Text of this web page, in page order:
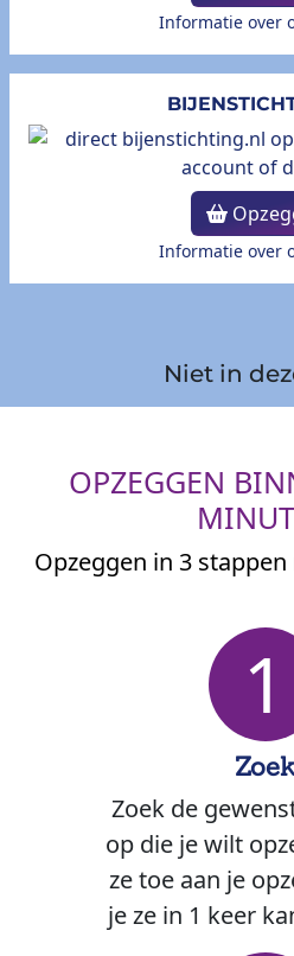
Informatie over
Informatie over
Niet in
OPZEGGEN
Opzeggen in 3
1
Zoek de
op die je wilt
ze toe aan je
je ze in 1 keer